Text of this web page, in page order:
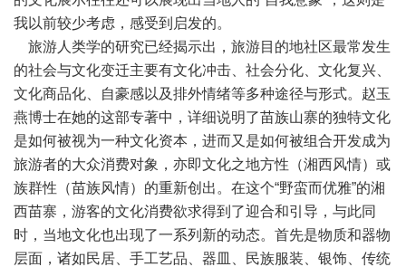
我以前较少考虑，感受到启发的。
旅游人类学的研究已经揭示出，旅游目的地社区最常发生
的社会与文化变迁主要有文化冲击、社会分化、文化复兴、
文化商品化、自豪感以及排外情绪等多种途径与形式。赵玉
燕博士在她的这部专著中，详细说明了苗族山寨的独特文化
是如何被视为一种文化资本，进而又是如何被组合开发成为
旅游者的大众消费对象，亦即文化之地方性（湘西风情）或
族群性（苗族风情）的重新创出。在这个“野蛮而优雅”的湘
西苗寨，游客的文化消费欲求得到了迎合和引导，与此同
时，当地文化也出现了一系列新的动态。首先是物质和器物
层面，诸如民居、手工艺品、器皿、民族服装、银饰、传统